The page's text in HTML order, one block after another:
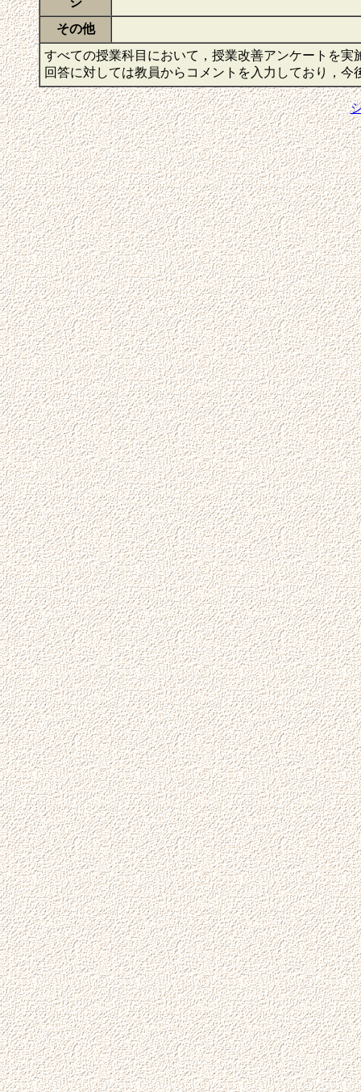
その他
すべての授業科目において，授業改善アンケートを
回答に対しては教員からコメントを入力しており，